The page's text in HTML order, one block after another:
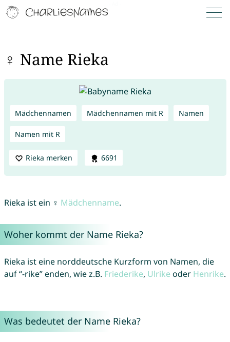
♀ Name Rieka
Mädchennamen Mädchennamen mit R Namen
Namen mit R
Rieka merken 6691
Rieka ist ein ♀ Mädchenname.
Woher kommt der Name Rieka?
Rieka ist eine norddeutsche Kurzform von Namen, die
auf “-rike” enden, wie z.B. Friederike, Ulrike oder Henrike.
Was bedeutet der Name Rieka?